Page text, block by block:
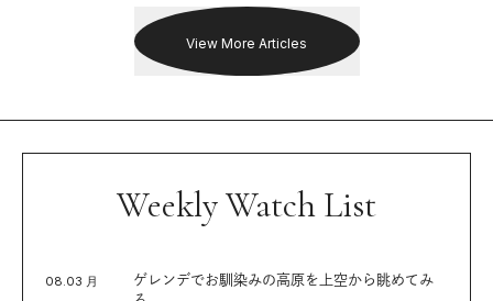
View More Articles
Weekly Watch List
08.03 月
ゲレンデでお馴染みの高原を上空から眺めてみ